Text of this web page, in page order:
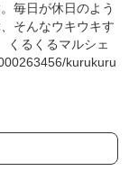
毎日が休日のよう
そんなウキウキす
くるくるマルシェ
kurukuru